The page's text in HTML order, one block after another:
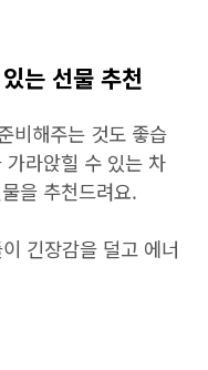
는 선물 추천
비해주는 것도 좋습
라앉힐 수 있는 차
을 추천드려요.
긴장감을 덜고 에너